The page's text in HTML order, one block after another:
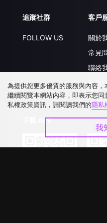
追蹤社群
FOLLOW US
客戶
關於
常見
聯絡
升級
下載 APP
為提供您更多優質的服務與內容
繼續閱覽本網站內容，即表示您
私權政策資訊，請閱讀我們的隱私
我